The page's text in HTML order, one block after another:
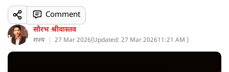
सौरभ श्रीवास्तव
राज्य 27 Mar 2026(Updated: 27 Mar 202611:21 AM )
Comment